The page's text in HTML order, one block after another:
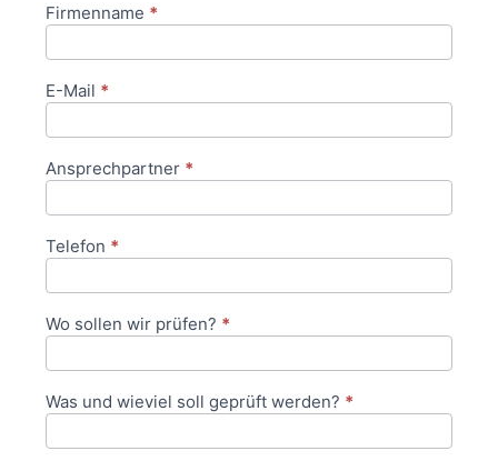
Anfrageformular
Firmenname *
E-Mail *
Ansprechpartner *
Telefon *
Wo sollen wir prüfen? *
Was und wieviel soll geprüft werden? *